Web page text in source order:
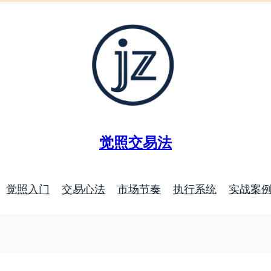
觉照交易法
觉照入门 交易心法 市场节奏 执行系统 实战案